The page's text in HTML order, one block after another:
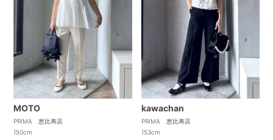
MOTO
PRIMA 恵比寿店
150cm
kawachan
PRIMA 恵比寿店
153cm